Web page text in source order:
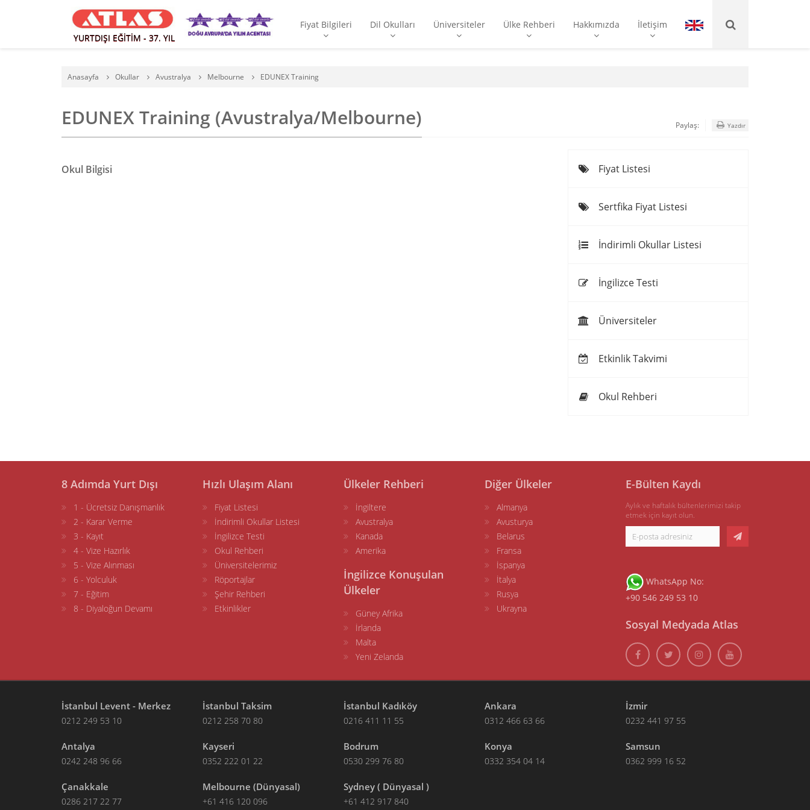
YURTDIŞI EĞİTİM - 37. YIL
Fiyat Bilgileri Dil Okulları Üniversiteler Ülke Rehberi Hakkımızda İletişim
Anasayfa Okullar Avustralya Melbourne EDUNEX Training
EDUNEX Training (Avustralya/Melbourne) Paylaş: Yazdır
Okul Bilgisi Fiyat Listesi
Sertfika Fiyat Listesi
İndirimli Okullar Listesi
İngilizce Testi
Üniversiteler
Etkinlik Takvimi
Okul Rehberi
8 Adımda Yurt Dışı
1 - Ücretsiz Danışmanlık
2 - Karar Verme
3 - Kayıt
4 - Vize Hazırlık
5 - Vize Alınması
6 - Yolculuk
7 - Eğitim
8 - Diyaloğun Devamı
Hızlı Ulaşım Alanı
Fiyat Listesi
İndirimli Okullar Listesi
İngilizce Testi
Okul Rehberi
Üniversitelerimiz
Röportajlar
Şehir Rehberi
Etkinlikler
Ülkeler Rehberi
İngiltere
Avustralya
Kanada
Amerika
İngilizce Konuşulan
Ülkeler
Güney Afrika
İrlanda
Malta
Yeni Zelanda
Diğer Ülkeler
Almanya
Avusturya
Belarus
Fransa
İspanya
İtalya
Rusya
Ukrayna
E-Bülten Kaydı
Aylık ve haftalık bültenlerimizi takip
etmek için kayıt olun.
WhatsApp No:
+90 546 249 53 10
Sosyal Medyada Atlas
İstanbul Levent - Merkez
0212 249 53 10
İstanbul Taksim
0212 258 70 80
İstanbul Kadıköy
0216 411 11 55
Ankara
0312 466 63 66
İzmir
0232 441 97 55
Antalya
0242 248 96 66
Kayseri
0352 222 01 22
Bodrum
0530 299 76 80
Konya
0332 354 04 14
Samsun
0362 999 16 52
Çanakkale
0286 217 22 77
Melbourne (Dünyasal)
+61 416 120 096
Sydney ( Dünyasal )
+61 412 917 840